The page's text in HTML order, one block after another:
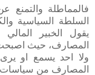
فالمماطلة والتمنع
السلطة السياسية
يقول الخبير
المصارف، حيث اصبحت
ولا احد يسمع او
المصارف من سياسات